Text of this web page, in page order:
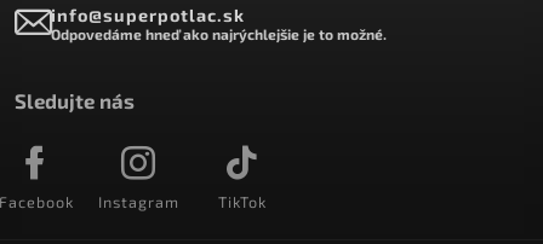
info@superpotlac.sk
Odpovedáme hneď ako najrýchlejšie je to možné.
Sledujte nás
Instagram TikTok